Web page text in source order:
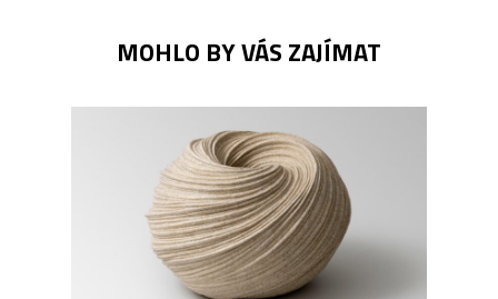
MOHLO BY VÁS ZAJÍMAT